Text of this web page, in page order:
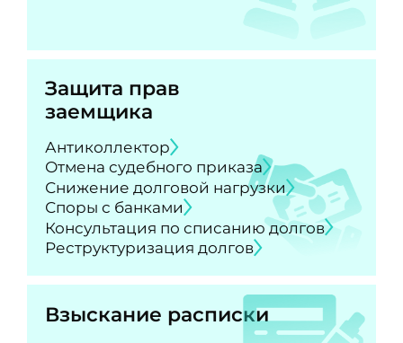
Защита прав
заемщика
Антиколлектор
Отмена судебного приказа
Снижение долговой нагрузки
Споры с банками
Консультация по списанию долгов
Реструктуризация долгов
Взыскание расписки